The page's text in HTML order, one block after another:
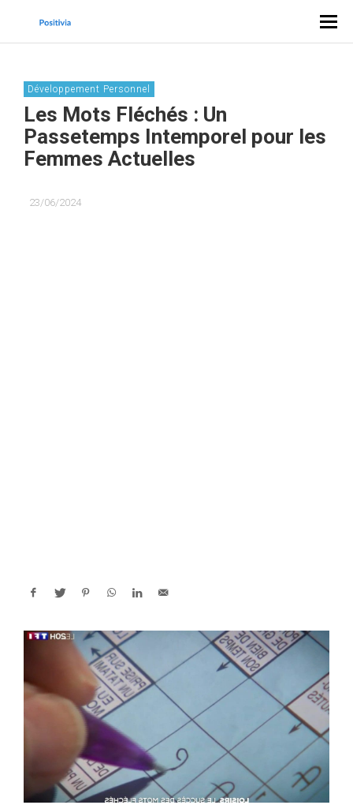
Développement Personnel
Les Mots Fléchés : Un
Passetemps Intemporel pour les
Femmes Actuelles
23/06/2024